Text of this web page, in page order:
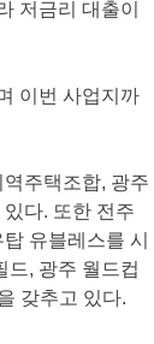
저금리대출이
이번사업지까
주택조합, 광주
다. 또한전주
유블레스를시
드, 광주월드컵
갖추고있다.